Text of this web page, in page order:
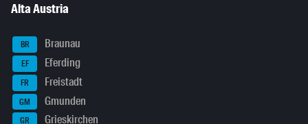
Alta Austria
BR Braunau
EF Eferding
FR Freistadt
GM Gmunden
GR Grieskirchen